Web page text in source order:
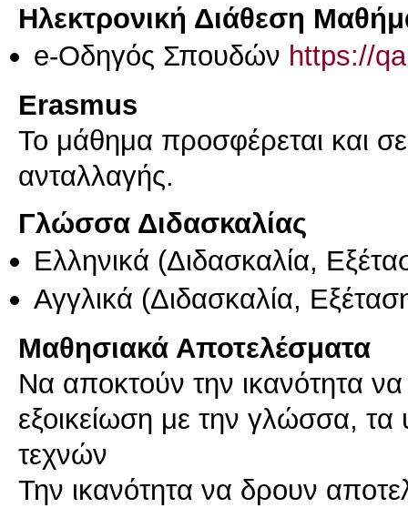
Ηλεκτρονική Διάθεση
e-Οδηγός Σπουδών https://
Erasmus
Το μάθημα προσφέρεται και
ανταλλαγής.
Γλώσσα Διδασκαλίας
Ελληνικά (Διδασκαλία,
Αγγλικά (Διδασκαλία,
Μαθησιακά Αποτελέσματα
Να αποκτούν την ικανότητα
εξοικείωση με την γλώσσα, τα
τεχνών
Την ικανότητα να δρoυν